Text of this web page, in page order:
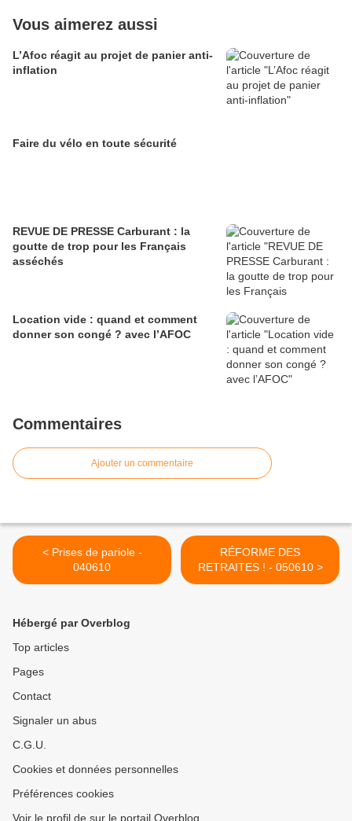
Vous aimerez aussi
L’Afoc réagit au projet de panier anti-
inflation
Faire du vélo en toute sécurité
REVUE DE PRESSE Carburant : la
goutte de trop pour les Français
asséchés
Location vide : quand et comment
donner son congé ? avec l’AFOC
Commentaires
Ajouter un commentaire
< Prises de pariole -
040610
RÉFORME DES
RETRAITES ! - 050610 >
Hébergé par Overblog
Top articles
Pages
Contact
Signaler un abus
C.G.U.
Cookies et données personnelles
Préférences cookies
Voir le profil de sur le portail Overblog